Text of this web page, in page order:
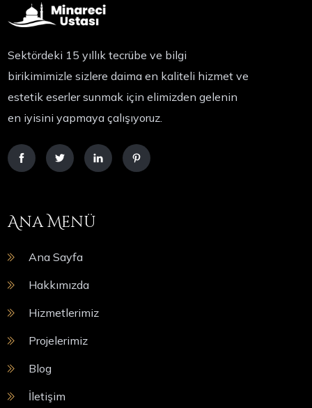
Sektördeki 15 yıllık tecrübe ve bilgi
birikimimizle sizlere daima en kaliteli hizmet ve
estetik eserler sunmak için elimizden gelenin
en iyisini yapmaya çalışıyoruz.
Ana Menü
Ana Sayfa
Hakkımızda
Hizmetlerimiz
Projelerimiz
Blog
İletişim